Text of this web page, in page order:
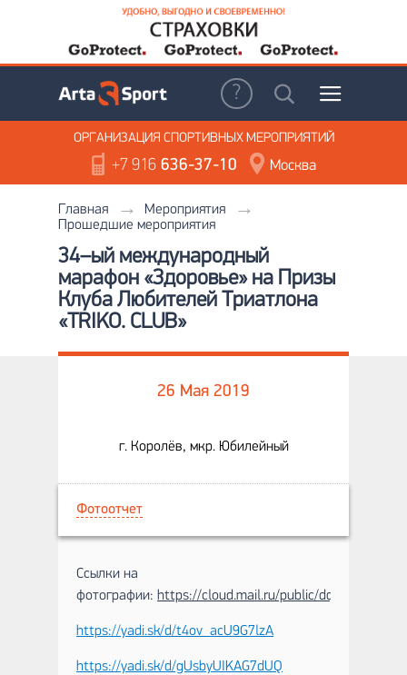
ОРГАНИЗАЦИЯ СПОРТИВНЫХ МЕРОПРИЯТИЙ
+7 916636-37-10 Москва
Главная
Мероприятия
Прошедшие мероприятия
34–ый международный
марафон «Здоровье» на Призы
Клуба Любителей Триатлона
«TRIKO. CLUB»
26 Мая 2019
г. Королёв, мкр. Юбилейный
Фотоотчет
Ссылки на
фотографии: https://cloud.mail.ru/public/dqSJ/
https://yadi.sk/d/t4ov_acU9G7lzA
https://yadi.sk/d/gUsbyUIKAG7dUQ